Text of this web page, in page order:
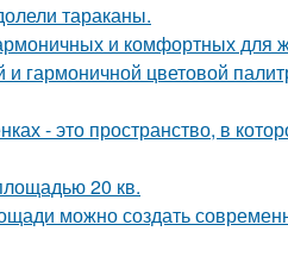
тараканы.
и комфортных для
гармоничной цветовой
- это пространство, в
20 кв.
можно создать